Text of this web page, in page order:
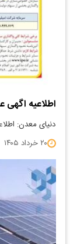
اطلاعیه اگهی
دنیای معدن:
۲۰ خرداد ۱۴۰۵